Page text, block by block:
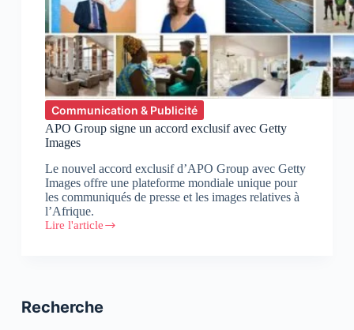
Communication & Publicité
APO Group signe un accord exclusif avec Getty
Images
Le nouvel accord exclusif d’APO Group avec Getty
Images offre une plateforme mondiale unique pour
les communiqués de presse et les images relatives à
l’Afrique.
Lire l'article
APO
avec
Recherche